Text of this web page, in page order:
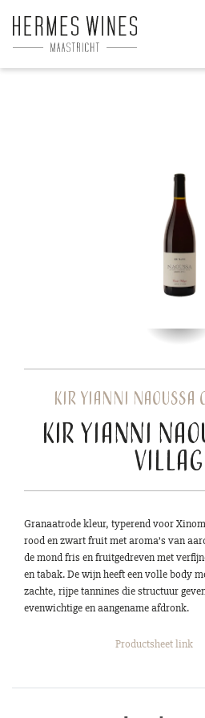
Kir Yianni Naoussa
Kir Yianni
Granaatrode kleur, typerend voor
rood en zwart fruit met aroma’s van
de mond fris en fruitgedreven met
en tabak. De wijn heeft een volle body
zachte, rijpe tannines die structuur
evenwichtige en aangename afdronk.
Productsheet link